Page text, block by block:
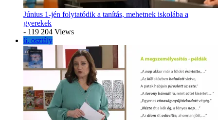
Június 1-jén folytatódik a tanítás, mehetnek iskolába a
gyerekek
- 119 204 Views
6. osztály